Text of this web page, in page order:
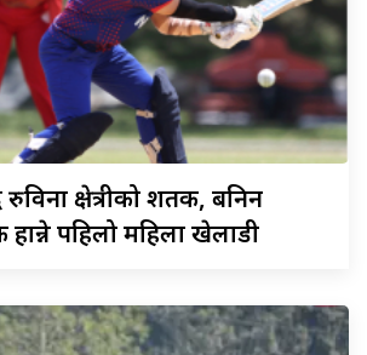
रुविना क्षेत्रीको शतक, बनिन
पहिलो महिला खेलाडी